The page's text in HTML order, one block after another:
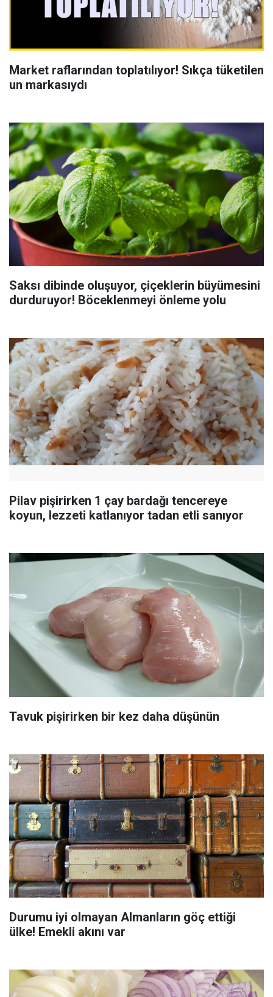
Market raflarından toplatılıyor! Sıkça tüketilen
un markasıydı
Saksı dibinde oluşuyor, çiçeklerin büyümesini
durduruyor! Böceklenmeyi önleme yolu
Pilav pişirirken 1 çay bardağı tencereye
koyun, lezzeti katlanıyor tadan etli sanıyor
Tavuk pişirirken bir kez daha düşünün
Durumu iyi olmayan Almanların göç ettiği
ülke! Emekli akını var